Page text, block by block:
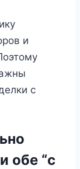
и
с
обе “с